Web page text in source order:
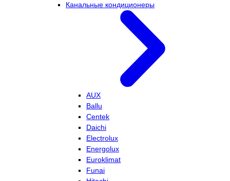
Канальные кондиционеры
AUX
Ballu
Centek
Daichi
Electrolux
Energolux
Euroklimat
Funai